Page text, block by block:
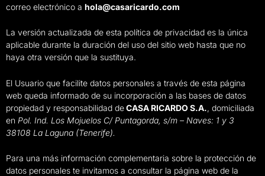
correo electrónico a hola@casaricardo.com
La versión actualizada de esta política de privacidad es la única
aplicable durante la duración del uso del sitio web hasta que no
haya otra versión que la sustituya.
El Usuario que facilite datos personales a través de esta página
web queda informado de su incorporación a las bases de datos
propiedad y responsabilidad deCASA RICARDO S.A., domiciliada
en Pol. Ind. Los Mojuelos C/ Puntagorda, s/m – Naves: 1 y 3
38108 La Laguna (Tenerife).
Para una más información complementaria sobre la protección de
datos personales te invitamos a consultar la página web de la